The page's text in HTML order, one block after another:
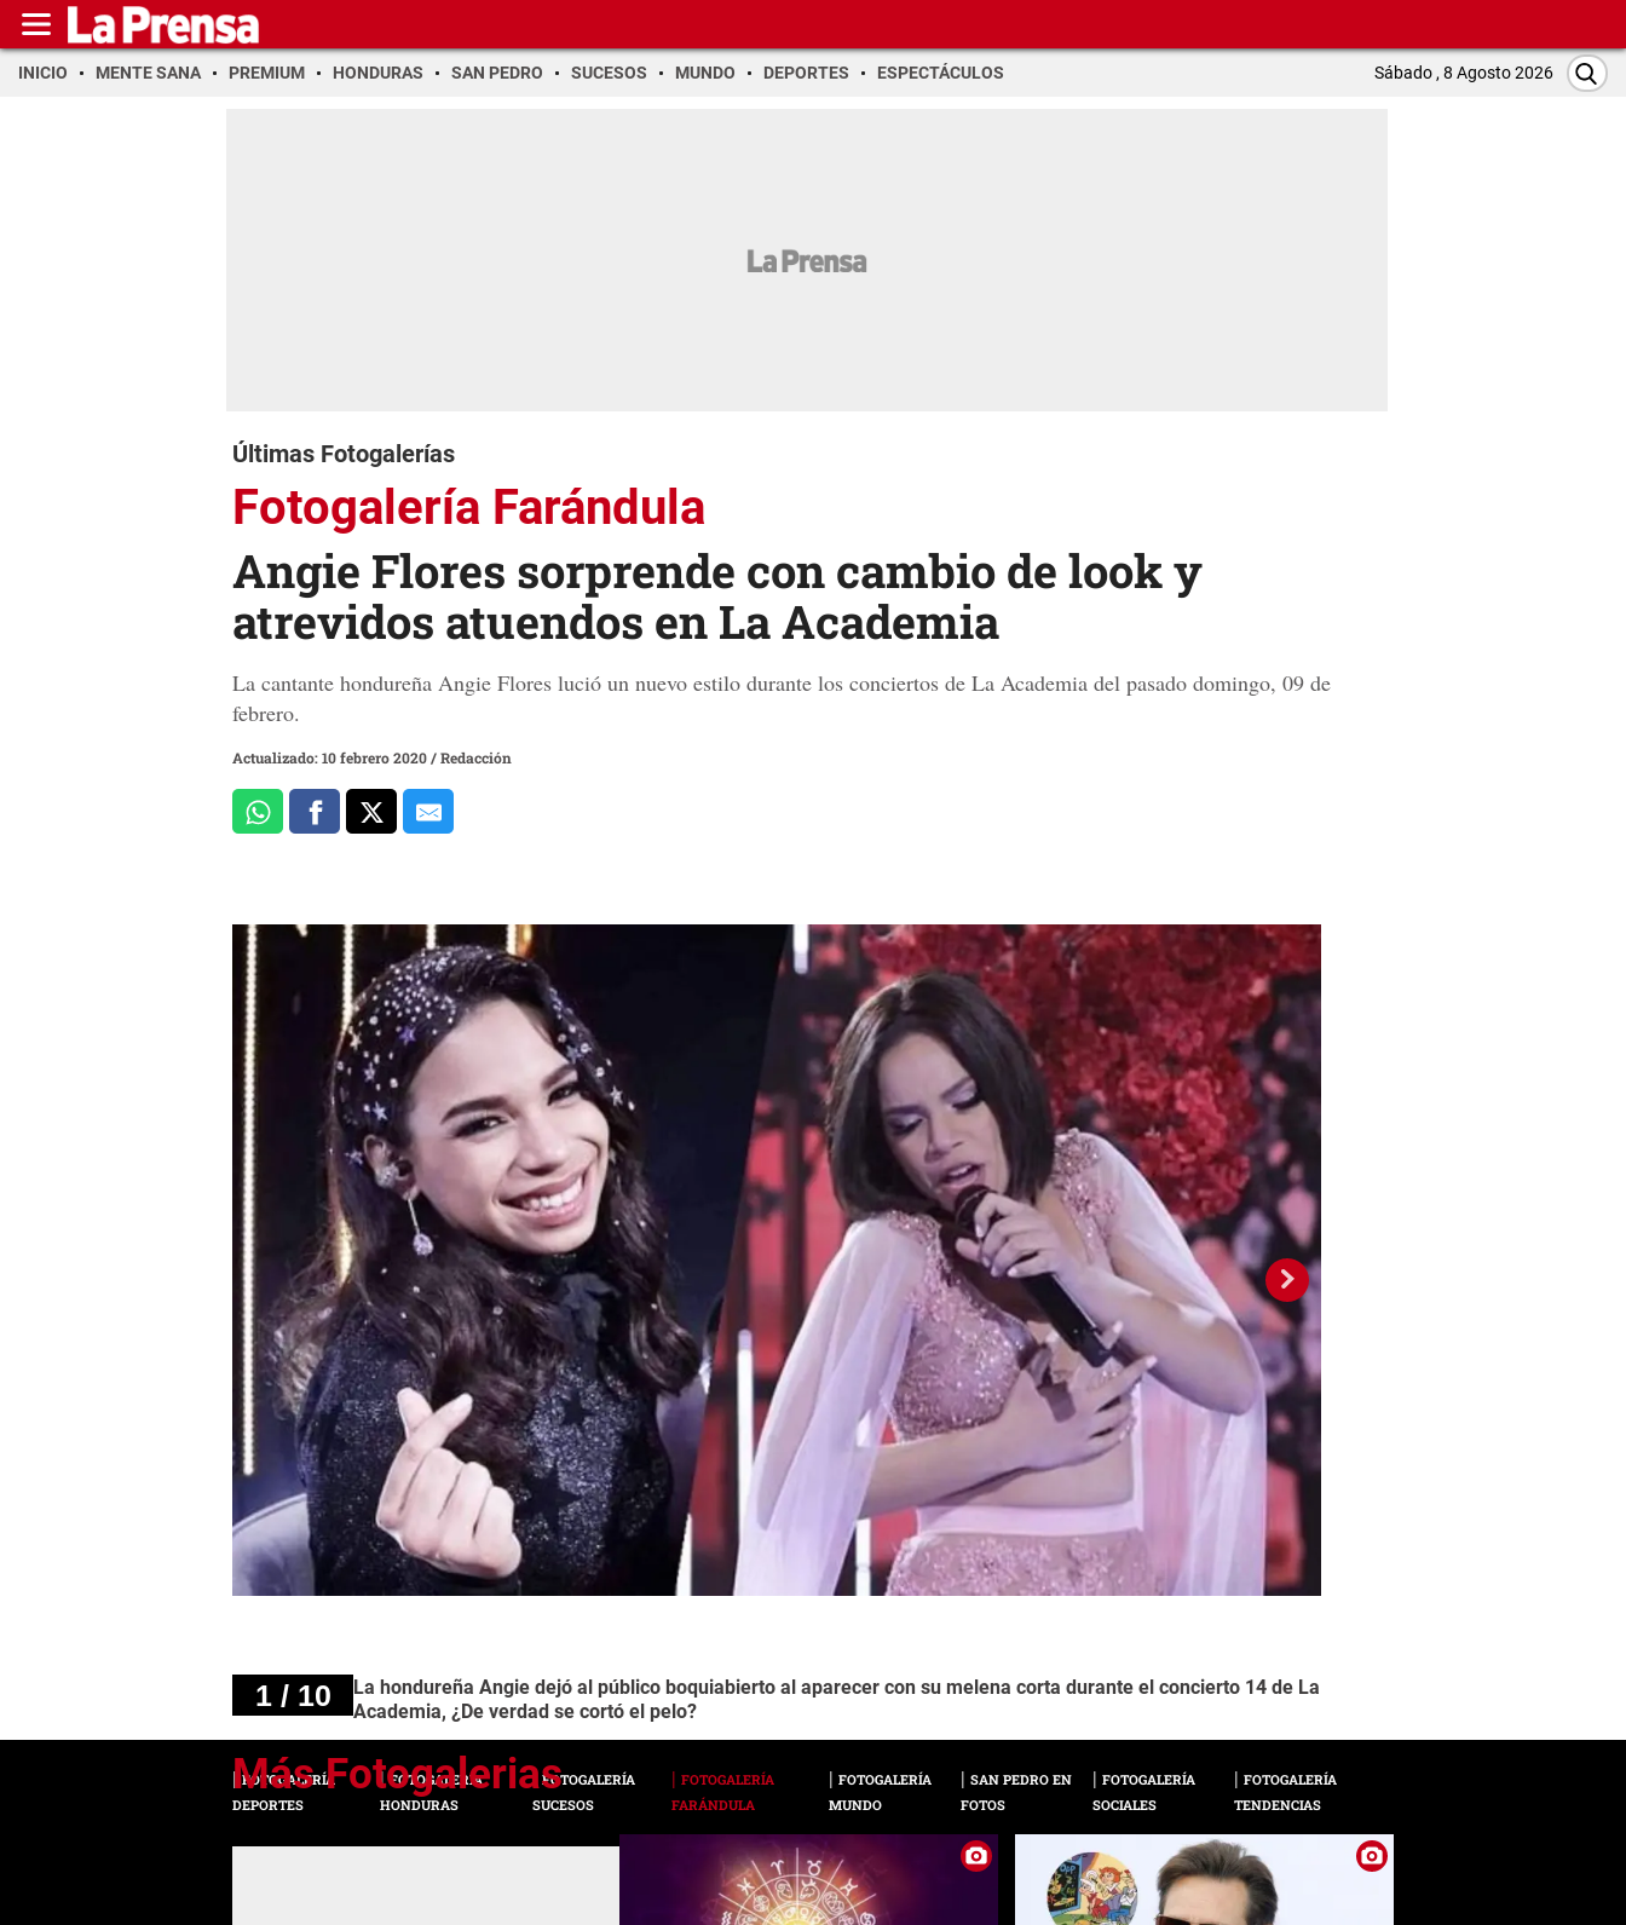
INICIO MENTE SANA PREMIUM HONDURAS SAN PEDRO SUCESOS MUNDO DEPORTES ESPECTÁCULOS Sábado , 8 Agosto 2026
Últimas Fotogalerías
Fotogalería Farándula
Angie Flores sorprende con cambio de look y
atrevidos atuendos en La Academia
La cantante hondureña Angie Flores lució un nuevo estilo durante los conciertos de La Academia del pasado domingo, 09 de
febrero.
Actualizado: 10 febrero 2020/Redacción
1 / 10
La hondureña Angie dejó al público boquiabierto al aparecer con su melena corta durante el concierto 14 de La
Academia, ¿De verdad se cortó el pelo?
FOTOGALERÍA
DEPORTES
FOTOGALERÍA
HONDURAS
FOTOGALERÍA
SUCESOS
FOTOGALERÍA
FARÁNDULA
FOTOGALERÍA
MUNDO
SAN PEDRO EN
FOTOS
FOTOGALERÍA
SOCIALES
FOTOGALERÍA
TENDENCIAS